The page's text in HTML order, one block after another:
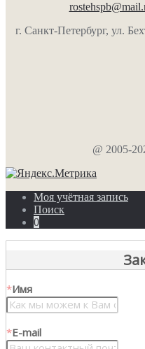
г. Санкт-Петербург, ул.
@ 2005-
Моя учётная запись
Поиск
0
*Имя
*E-mail